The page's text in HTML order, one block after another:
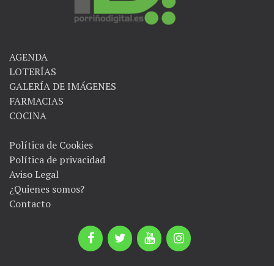
AGENDA
LOTERÍAS
GALERÍA DE IMÁGENES
FARMACIAS
COCINA
Política de Cookies
Política de privacidad
Aviso Legal
¿Quienes somos?
Contacto